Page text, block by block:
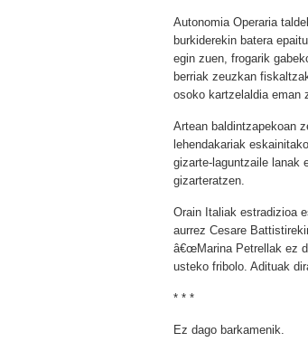
Autonomia Operaria
burkiderekin batera
egin zuen, frogarik
berriak zeuzkan
osoko kartzelaldia eman
Artean baldintzapekoan
lehendakariak
gizarte-laguntzaile lanak
gizarteratzen.
Orain Italiak estradizioa
aurrez Cesare
â€œMarina Petrellak ez
usteko fribolo. Adituak
* * *
Ez dago barkamenik.